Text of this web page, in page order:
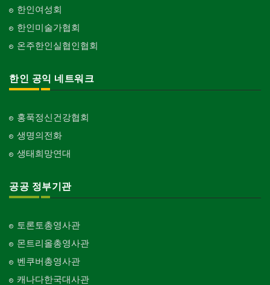
한인여성회
한인미술가협회
온주한인실협인협회
한인 공익 네트워크
홍푹정신건강협회
생명의전화
생태희망연대
공공 정부기관
토론토총영사관
몬트리올총영사관
벤쿠버총영사관
캐나다한국대사관